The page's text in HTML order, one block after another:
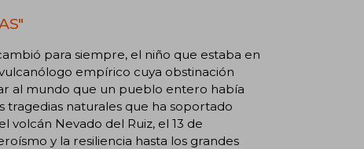
para siempre, el niño que estaba en
empírico cuya obstinación
al mundo que un pueblo entero había
tragedias naturales que ha soportado
volcán Nevado del Ruiz, el 13 de
y la resiliencia hasta los grandes